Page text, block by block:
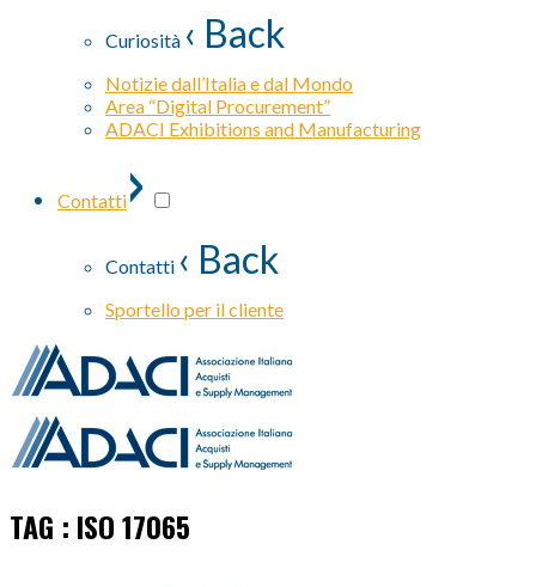
Curiosità ‹ Back
Notizie dall’Italia e dal Mondo
Area “Digital Procurement”
ADACI Exhibitions and Manufacturing
Contatti›
Contatti ‹ Back
Sportello per il cliente
TAG : ISO 17065